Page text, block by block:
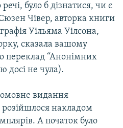
було б дізнатися, чи є
Чівер, авторка книги
Уільяма Уілсона,
сказала вашому
переклад “Анонімних
досі не чула).
видання
розійшлося накладом
А початок було